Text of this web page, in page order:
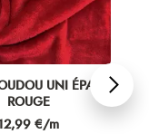
UNI ÉPAIS
ROUGE
€/m